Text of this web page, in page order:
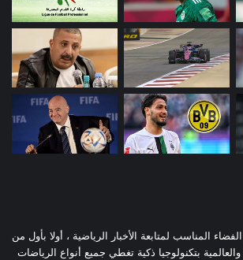
المناسب لمتابعة الأخبار الرياضية ، أولا بأول من
بتكنولوجيا ذكية تغطي جميع أنواع الرياضات